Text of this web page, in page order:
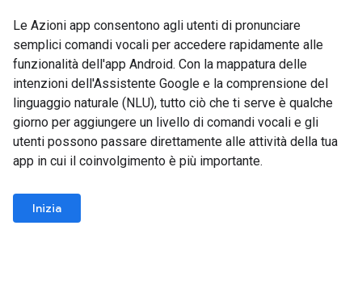
Le Azioni app consentono agli utenti di pronunciare
semplici comandi vocali per accedere rapidamente alle
funzionalità dell'app Android. Con la mappatura delle
intenzioni dell'Assistente Google e la comprensione del
linguaggio naturale (NLU), tutto ciò che ti serve è qualche
giorno per aggiungere un livello di comandi vocali e gli
utenti possono passare direttamente alle attività della tua
app in cui il coinvolgimento è più importante.
Inizia